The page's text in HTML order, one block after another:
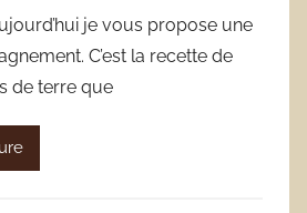
je vous propose une
C’est la recette de
de terre que